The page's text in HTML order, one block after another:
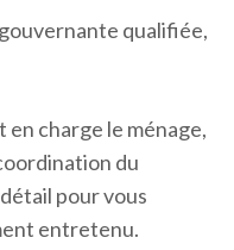
qualifiée,
charge le ménage,
du
pour vous
entretenu.